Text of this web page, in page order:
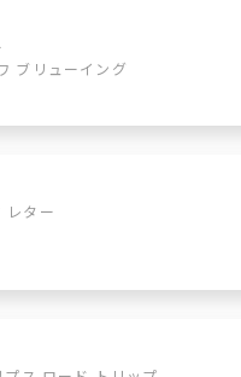
ブリューイング
ター